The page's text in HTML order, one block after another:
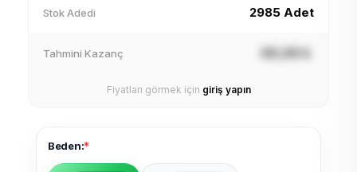
Stok Adedi 2985 Adet
Tahmini Kazanç XX,XX ₺
Fiyatları görmek için giriş yapın
Beden:*